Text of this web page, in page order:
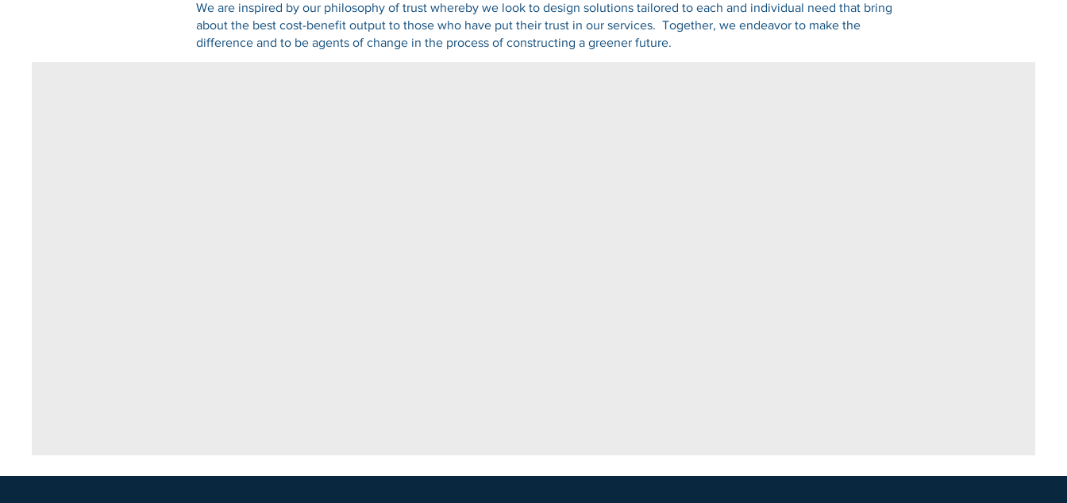
We are inspired by our philosophy of trust whereby we look to design solutions tailored to each and individual need that bring
about the best cost-benefit output to those who have put their trust in our services. Together, we endeavor to make the
difference and to be agents of change in the process of constructing a greener future.